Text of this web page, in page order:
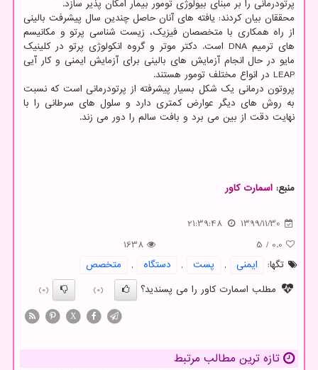
پرتودرمانی را بر مبنای بیولوژی تومور بیمار امکان پذیر سازد.
محققان بیان کردند: یافته های آنان حاصل چندین سال پیشرفت بالینی
از راه همکاری با متخصصان فیزیک، زیست شناسی پرتو و مکانیسم
های ترمیم DNA است. دکتر موتر و گروه انکولوژی پرتو در کلینیک
مایو در حال انجام آزمایش های بالینی برای آزمایش ایمنی و کار آیی
LEAP در انواع مختلف تومور هستند.
پروتون درمانی یک شکل بسیار پیشرفته از پرتودرمانی است که نسبت
به روش های دیگر عوارض کمتری دارد و سلول های سرطانی را با
نهایت دقت از بین می برد و بافت سالم را دور می زند.
منبع: اسمارت كاور
1399/11/30
21:39:48
0.0
/
5
1638
تگها:
ایمنی , پست , دستگاه ,
متخصص
مطلب اسمارت کاور را می پسندید؟
(0)
(0)
X
تازه ترین مطالب مرتبط